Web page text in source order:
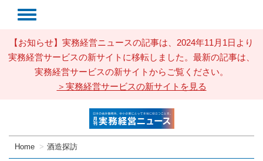
【お知らせ】実務経営ニュースの記事は、2024年11月1日より
実務経営サービスの新サイトに移転しました。最新の記事は、
実務経営サービスの新サイトからご覧ください。
＞実務経営サービスの新サイトを見る
Home 酒造探訪